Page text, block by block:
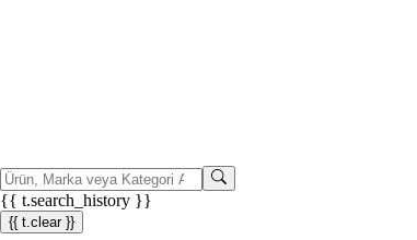
{{ t.search_history }}
{{ t.clear }}